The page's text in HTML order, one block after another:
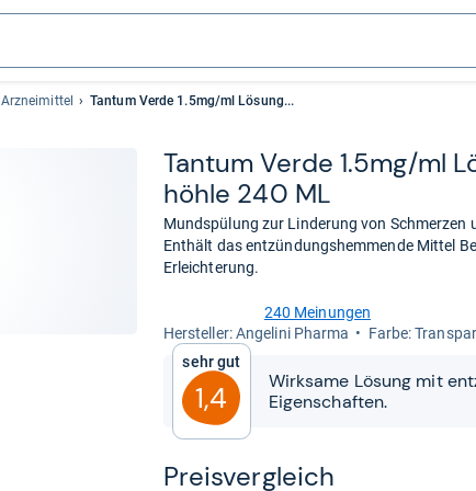
Tantum Verde 1.5mg/ml Lösung...
Tan­tum Verde 1.5mg/ml
höhle 240 ML
Mundspülung zur Linderung von Schmerzen
Enthält das entzündungshemmende Mittel
Erleichterung.
von
Sternen
240 Meinungen
Her­stel­ler: Angelini Pharma
Farbe:
Sehr gut
1,4
Wirksame Lösung mit
Eigenschaften.
Preis­ver­gleich